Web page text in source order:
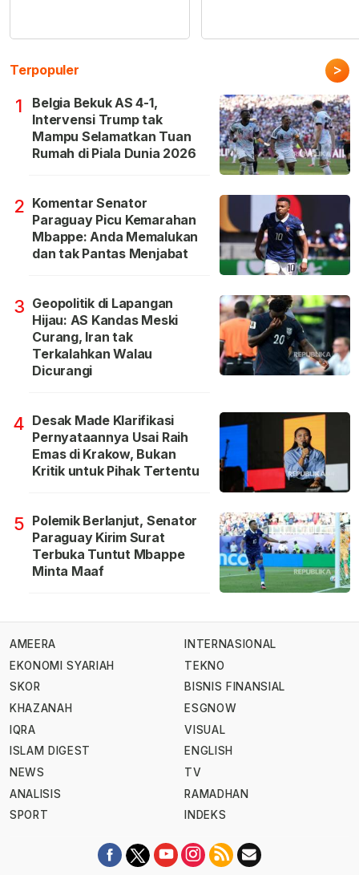
Terpopuler >
1
Belgia Bekuk AS 4-1,
Intervensi Trump tak
Mampu Selamatkan Tuan
Rumah di Piala Dunia 2026
2 Komentar Senator
Paraguay Picu Kemarahan
Mbappe: Anda Memalukan
dan tak Pantas Menjabat
3 Geopolitik di Lapangan
Hijau: AS Kandas Meski
Curang, Iran tak
Terkalahkan Walau
Dicurangi
4 Desak Made Klarifikasi
Pernyataannya Usai Raih
Emas di Krakow, Bukan
Kritik untuk Pihak Tertentu
5 Polemik Berlanjut, Senator
Paraguay Kirim Surat
Terbuka Tuntut Mbappe
Minta Maaf
AMEERA
EKONOMI SYARIAH
SKOR
KHAZANAH
IQRA
ISLAM DIGEST
NEWS
ANALISIS
SPORT
INTERNASIONAL
TEKNO
BISNIS FINANSIAL
ESGNOW
VISUAL
ENGLISH
TV
RAMADHAN
INDEKS